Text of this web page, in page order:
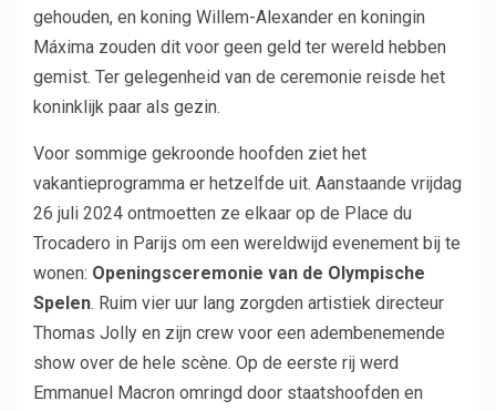
gehouden, en koning Willem-Alexander en koningin
Máxima zouden dit voor geen geld ter wereld hebben
gemist. Ter gelegenheid van de ceremonie reisde het
koninklijk paar als gezin.
Voor sommige gekroonde hoofden ziet het
vakantieprogramma er hetzelfde uit. Aanstaande vrijdag
26 juli 2024 ontmoetten ze elkaar op de Place du
Trocadero in Parijs om een ​​wereldwijd evenement bij te
wonen: Openingsceremonie van de Olympische
Spelen. Ruim vier uur lang zorgden artistiek directeur
Thomas Jolly en zijn crew voor een adembenemende
show over de hele scène. Op de eerste rij werd
Emmanuel Macron omringd door staatshoofden en